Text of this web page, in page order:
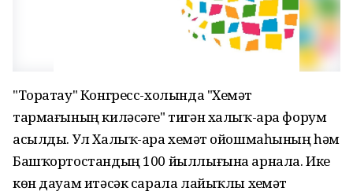
"Торатау" Конгресс-холында "Хеҙмәт
тармағының киләсәге" тигән халыҡ-ара форум
асылды. Ул Халыҡ-ара хеҙмәт ойошмаһының һәм
Башҡортостандың 100 йыллығына арнала. Ике
көн дауам итәсәк сарала лайыҡлы хеҙмәт